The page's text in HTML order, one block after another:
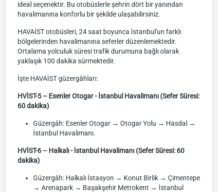
ideal seçenektir. Bu otobüslerle şehrin dört bir yanından
havalimanına konforlu bir şekilde ulaşabilirsiniz.
HAVAİST otobüsleri, 24 saat boyunca İstanbul'un farklı
bölgelerinden havalimanına seferler düzenlemektedir.
Ortalama yolculuk süresi trafik durumuna bağlı olarak
yaklaşık 100 dakika sürmektedir.
İşte HAVAİST güzergâhları:
HVİST-5 – Esenler Otogar - İstanbul Havalimanı (Sefer Süresi:
60 dakika)
Güzergâh: Esenler Otogar → Otogar Yolu → Hasdal →
İstanbul Havalimanı.
HVİST-6 – Halkalı - İstanbul Havalimanı (Sefer Süresi: 60
dakika)
Güzergâh: Halkalı İstasyon → Konut Birlik → Çimentepe
→ Arenapark → Başakşehir Metrokent → İstanbul